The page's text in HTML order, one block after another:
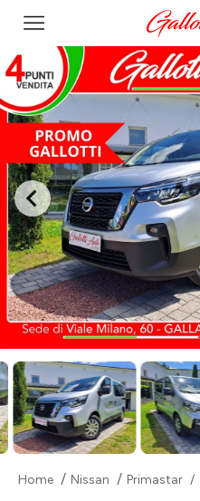
Home Nissan Primastar